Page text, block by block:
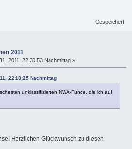
Gespeichert
2011
2011, 22:30:53 Nachmittag »
22:18:25 Nachmittag
unklassifizierten NWA-Funde, die ich auf
Herzlichen Glückwunsch zu diesen